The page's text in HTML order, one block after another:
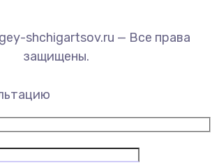
shchigartsov.ru — Все права
защищены.